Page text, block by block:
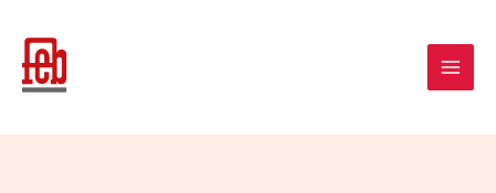
content